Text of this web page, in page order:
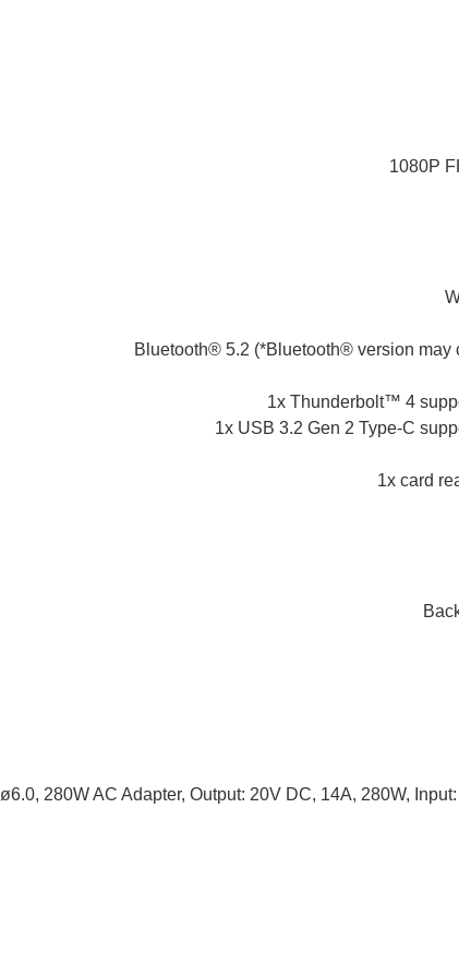
1080P
Bluetooth® 5.2 (*Bluetooth® version may
1x Thunderbolt™ 4
1x USB 3.2 Gen 2 Type-C
1x card
ø6.0, 280W AC Adapter, Output: 20V DC, 14A, 280W,